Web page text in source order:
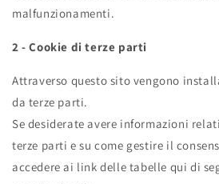
malfunzionamenti.
2 - Cookie di terze parti
Attraverso questo sito vengono
da terze parti.
Se desiderate avere informazioni
terze parti e su come gestire il
accedere ai link delle tabelle qui di